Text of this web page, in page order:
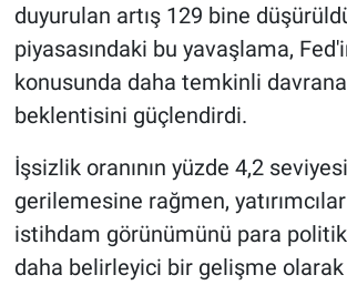
duyurulan artış 129 bine
piyasasındaki bu yavaşlama,
konusunda daha temkinli
beklentisini güçlendirdi.
İşsizlik oranının yüzde 4,2
gerilemesine rağmen,
istihdam görünümünü para
daha belirleyici bir gelişme olarak